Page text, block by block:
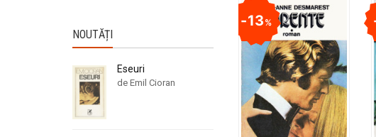
13%
NOUTĂȚI
Eseuri
de Emil Cioran